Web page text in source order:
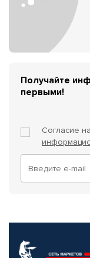
Получайте
первыми!
Согласие